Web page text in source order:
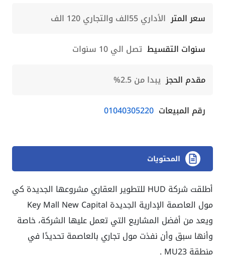
سعر المتر الأداري 55الف والتجاري 120 الف
سنوات التقسيط تصل الي 10 سنوات
مقدم الحجز يبدا من 2.5%
رقم المبيعات 01040305220
المحتويات
أطلقت شركة HUD للتطوير العقاري مشروعها الجديدة كي
مول العاصمة الإدارية الجديدة Key Mall New Capital
ويعد من أفضل المشاريع التي تعمل عليها الشركة، خاصة
وأنها سبق وأن نفذت مول تجاري بالعاصمة تحديدًا في
منطقة MU23 .